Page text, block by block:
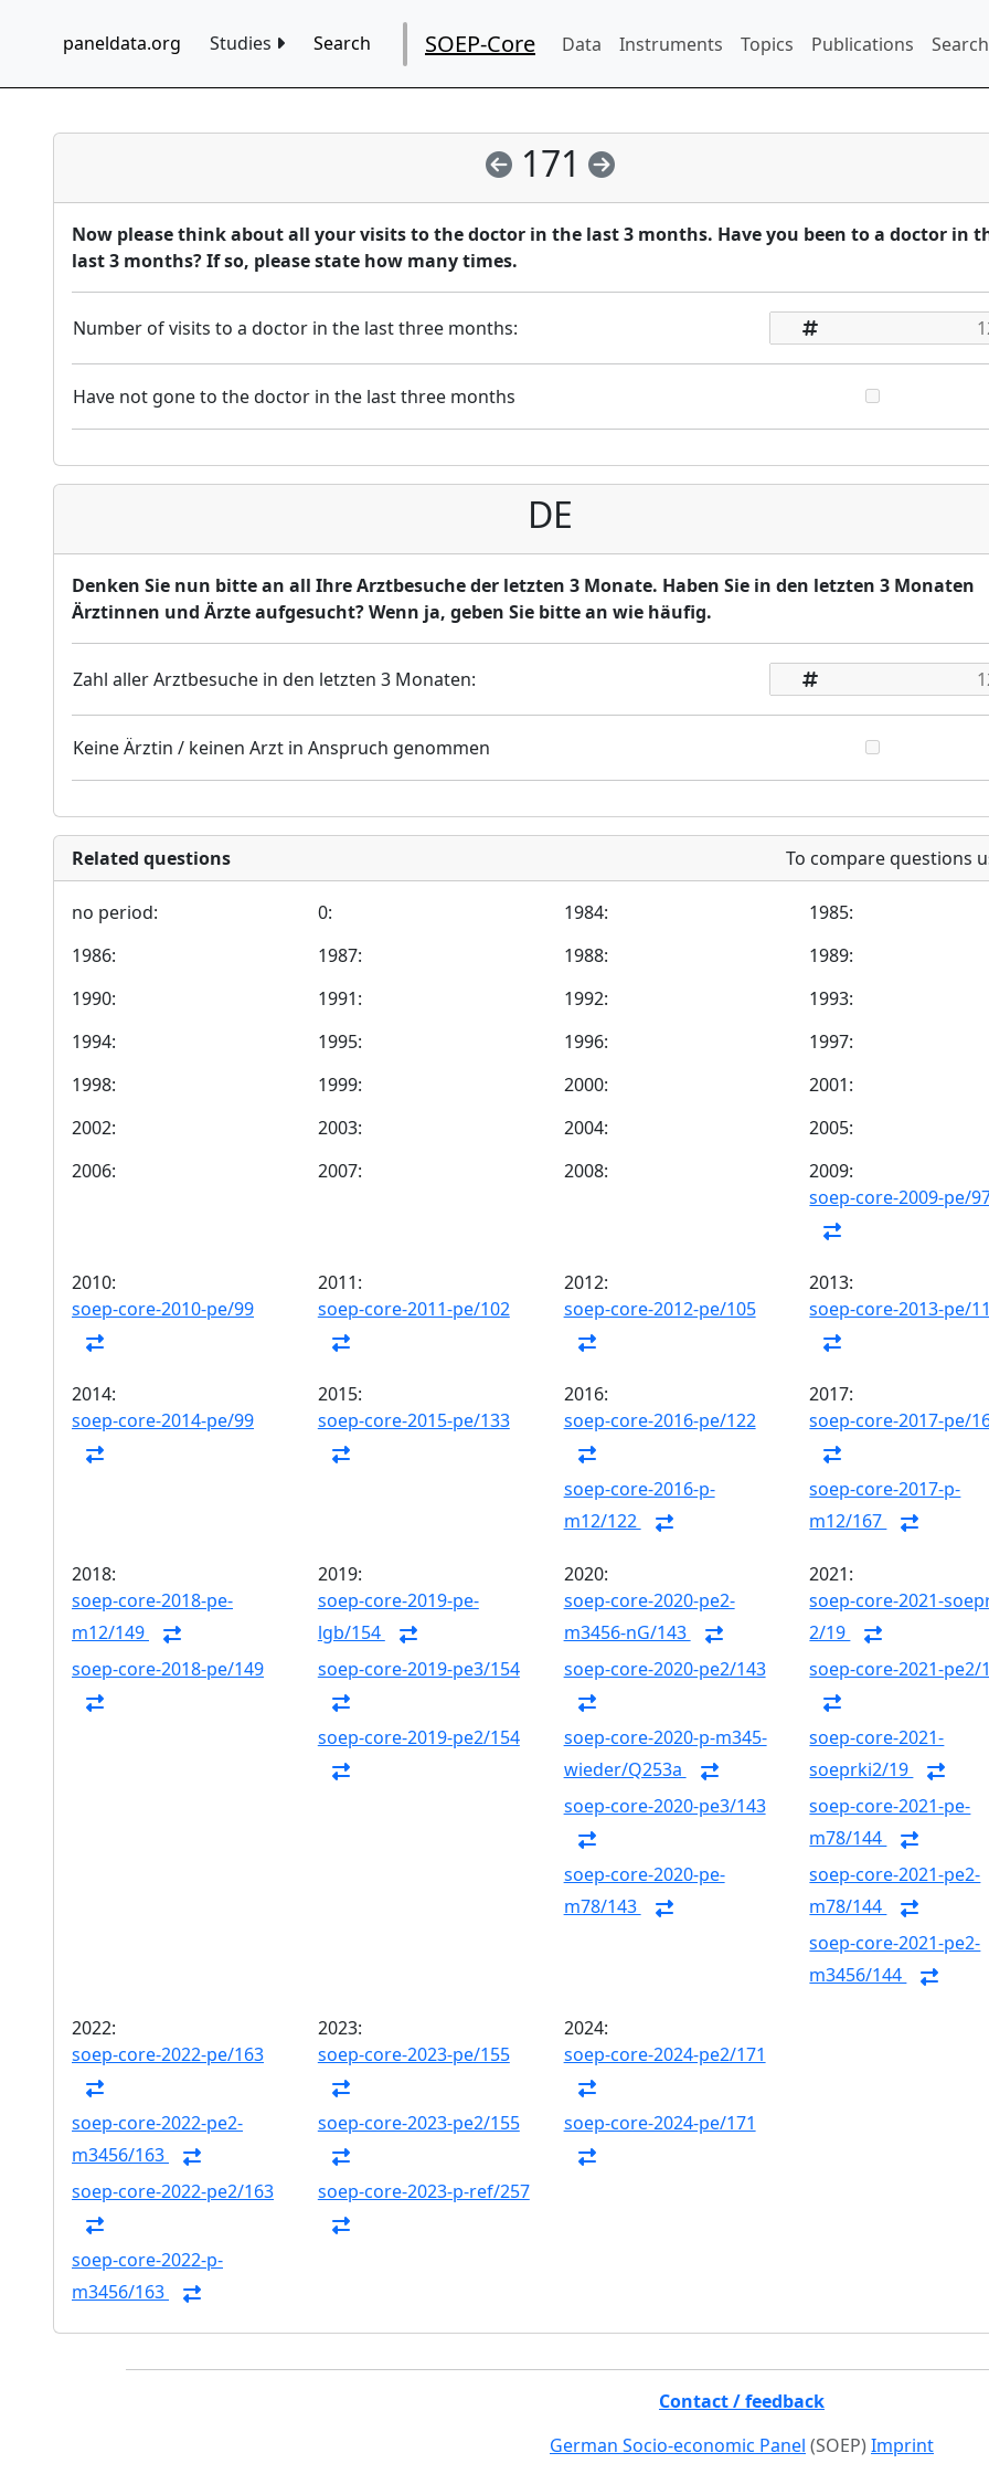
paneldata.org Studies Search SOEP-Core Data Instruments Topics Publications
171
Now please think about all your visits to the doctor in the last 3 months. Have you been to a doctor in
last 3 months? If so, please state how many times.
Number of visits to a doctor in the last three months:
Have not gone to the doctor in the last three months
DE
Denken Sie nun bitte an all Ihre Arztbesuche der letzten 3 Monate. Haben Sie in den letzten 3 Monaten
Ärztinnen und Ärzte aufgesucht? Wenn ja, geben Sie bitte an wie häufig.
Zahl aller Arztbesuche in den letzten 3 Monaten:
Keine Ärztin / keinen Arzt in Anspruch genommen
Related questions To compare questions
no period: 0: 1984:
1985:
1986:
1987: 1988:
1989:
1990:
1991: 1992:
1993:
1994:
1995: 1996:
1997:
1998:
1999: 2000:
2001:
2002:
2003: 2004:
2005:
2006:
2007: 2008:
2009:
soep-core-2009-pe/
2010:
soep-core-2010-pe/99
2011:
soep-core-2011-pe/102
2012:
soep-core-2012-pe/105
2013:
soep-core-2013-pe/
2014:
soep-core-2014-pe/99
2015:
soep-core-2015-pe/133
2016:
soep-core-2016-pe/122
soep-core-2016-p-
m12/122
2017:
soep-core-2017-pe/
soep-core-2017-p-
m12/167
2018:
soep-core-2018-pe-
m12/149
soep-core-2018-pe/149
2019:
soep-core-2019-pe-
lgb/154
soep-core-2019-pe3/154
soep-core-2019-pe2/154
2020:
soep-core-2020-pe2-
m3456-nG/143
soep-core-2020-pe2/143
soep-core-2020-p-m345-
wieder/Q253a
soep-core-2020-pe3/143
soep-core-2020-pe-
m78/143
2021:
soep-core-2021-
2/19
soep-core-2021-pe2/
soep-core-2021-
soeprki2/19
soep-core-2021-pe-
m78/144
soep-core-2021-pe2-
m78/144
soep-core-2021-pe2-
m3456/144
2022:
soep-core-2022-pe/163
soep-core-2022-pe2-
m3456/163
soep-core-2022-pe2/163
soep-core-2022-p-
m3456/163
2023:
soep-core-2023-pe/155
soep-core-2023-pe2/155
soep-core-2023-p-ref/257
2024:
soep-core-2024-pe2/171
soep-core-2024-pe/171
Contact / feedback
German Socio-economic Panel (SOEP) Imprint